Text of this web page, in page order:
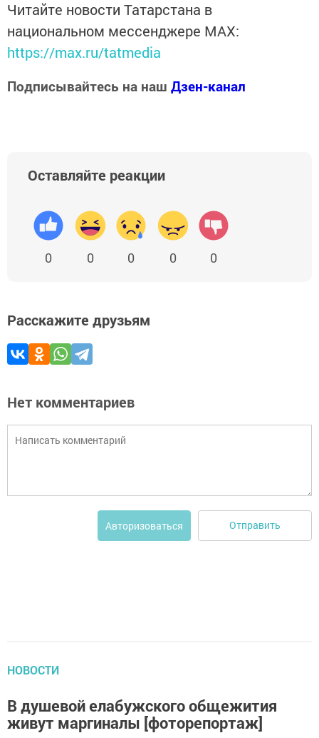
Читайте новости Татарстана в
национальном мессенджере MАХ:
https://max.ru/tatmedia
Подписывайтесь на наш Дзен-канал
Оставляйте реакции
0 0 0 0 0
Расскажите друзьям
Нет комментариев
Авторизоваться Отправить
НОВОСТИ
В душевой елабужского общежития
живут маргиналы [фоторепортаж]